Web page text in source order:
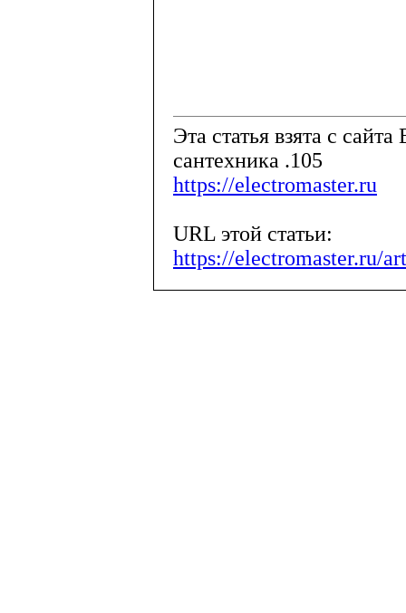
Эта статья взята с
сантехника .105
https://electromaster.ru
URL этой статьи:
https://electromaster.ru/